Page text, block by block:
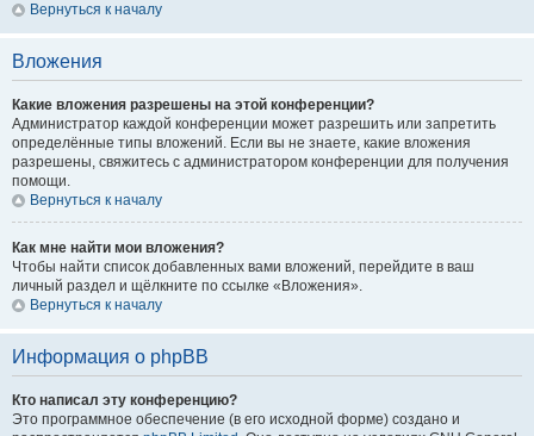
Вернуться к началу
Вложения
Какие вложения разрешены на этой конференции?
Администратор каждой конференции может разрешить или запретить
определённые типы вложений. Если вы не знаете, какие вложения
разрешены, свяжитесь с администратором конференции для получения
помощи.
Вернуться к началу
Как мне найти мои вложения?
Чтобы найти список добавленных вами вложений, перейдите в ваш
личный раздел и щёлкните по ссылке «Вложения».
Вернуться к началу
Информация о phpBB
Кто написал эту конференцию?
Это программное обеспечение (в его исходной форме) создано и